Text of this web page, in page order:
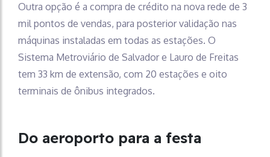
Outra opção é a compra de crédito na nova rede de 3
mil pontos de vendas, para posterior validação nas
máquinas instaladas em todas as estações. O
Sistema Metroviário de Salvador e Lauro de Freitas
tem 33 km de extensão, com 20 estações e oito
terminais de ônibus integrados.
Do aeroporto para a festa